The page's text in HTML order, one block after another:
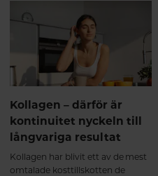
Kollagen – därför är
kontinuitet nyckeln till
långvariga resultat
Kollagen har blivit ett av de mest
omtalade kosttillskotten de